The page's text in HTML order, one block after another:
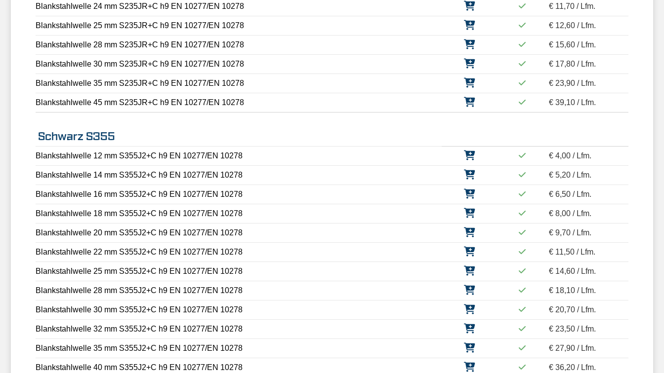
Blankstahlwelle 24 mm S235JR+C h9 EN 10277/EN 10278 € 11,70 / Lfm.
Blankstahlwelle 25 mm S235JR+C h9 EN 10277/EN 10278 € 12,60 / Lfm.
Blankstahlwelle 28 mm S235JR+C h9 EN 10277/EN 10278 € 15,60 / Lfm.
Blankstahlwelle 30 mm S235JR+C h9 EN 10277/EN 10278 € 17,80 / Lfm.
Blankstahlwelle 35 mm S235JR+C h9 EN 10277/EN 10278 € 23,90 / Lfm.
Blankstahlwelle 45 mm S235JR+C h9 EN 10277/EN 10278 € 39,10 / Lfm.
Schwarz S355
Blankstahlwelle 12 mm S355J2+C h9 EN 10277/EN 10278 € 4,00 / Lfm.
Blankstahlwelle 14 mm S355J2+C h9 EN 10277/EN 10278 € 5,20 / Lfm.
Blankstahlwelle 16 mm S355J2+C h9 EN 10277/EN 10278 € 6,50 / Lfm.
Blankstahlwelle 18 mm S355J2+C h9 EN 10277/EN 10278 € 8,00 / Lfm.
Blankstahlwelle 20 mm S355J2+C h9 EN 10277/EN 10278 € 9,70 / Lfm.
Blankstahlwelle 22 mm S355J2+C h9 EN 10277/EN 10278 € 11,50 / Lfm.
Blankstahlwelle 25 mm S355J2+C h9 EN 10277/EN 10278 € 14,60 / Lfm.
Blankstahlwelle 28 mm S355J2+C h9 EN 10277/EN 10278 € 18,10 / Lfm.
Blankstahlwelle 30 mm S355J2+C h9 EN 10277/EN 10278 € 20,70 / Lfm.
Blankstahlwelle 32 mm S355J2+C h9 EN 10277/EN 10278 € 23,50 / Lfm.
Blankstahlwelle 35 mm S355J2+C h9 EN 10277/EN 10278 € 27,90 / Lfm.
Blankstahlwelle 40 mm S355J2+C h9 EN 10277/EN 10278 € 36,20 / Lfm.